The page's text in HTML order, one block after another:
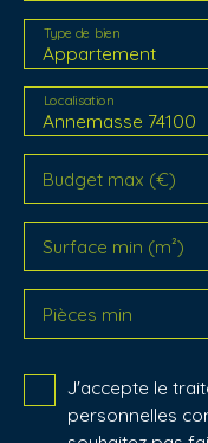
Appartement
Type de bien
Annemasse 74100
Localisation
Budget max (€)
Surface min (m²)
Pièces min
J'accepte le
personnelles